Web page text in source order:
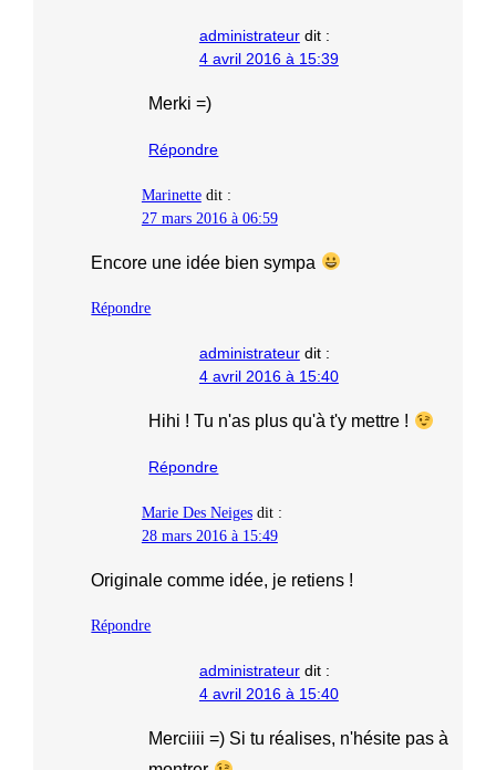
administrateur dit :
4 avril 2016 à 15:39
Merki =)
Répondre
Marinette dit :
27 mars 2016 à 06:59
Encore une idée bien sympa
Répondre
administrateur dit :
4 avril 2016 à 15:40
Hihi ! Tu n'as plus qu'à t'y mettre !
Répondre
Marie Des Neiges dit :
28 mars 2016 à 15:49
Originale comme idée, je retiens !
Répondre
administrateur dit :
4 avril 2016 à 15:40
Merciiii =) Si tu réalises, n'hésite pas à